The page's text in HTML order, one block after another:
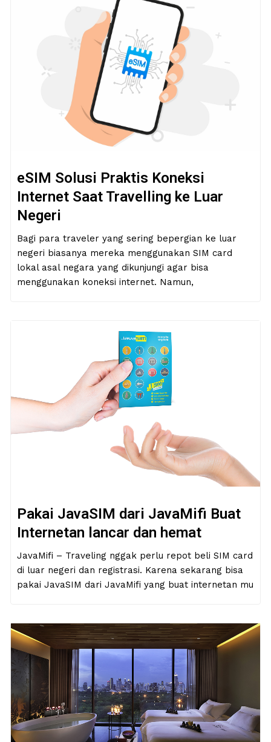
eSIM Solusi Praktis Koneksi
Internet Saat Travelling ke Luar
Negeri
Bagi para traveler yang sering bepergian ke luar
negeri biasanya mereka menggunakan SIM card
lokal asal negara yang dikunjungi agar bisa
menggunakan koneksi internet. Namun,
Pakai JavaSIM dari JavaMifi Buat
Internetan lancar dan hemat
JavaMifi – Traveling nggak perlu repot beli SIM card
di luar negeri dan registrasi. Karena sekarang bisa
pakai JavaSIM dari JavaMifi yang buat internetan mu